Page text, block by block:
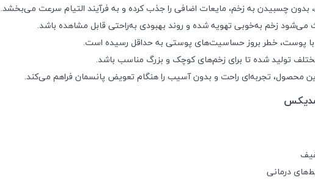
بدون چسبیدن به زخم، مایعات اضافی را جذب کرده و به فرآیند التیام سرعت می‌بخشد.
می‌شود زخم به‌خوبی تهویه شده و روند بهبودی به‌راحتی قابل مشاهده باشد.
با پوست، خطر بروز حساسیت‌های پوستی به حداقل رسیده است.
تولید شده تا برای زخم‌های کوچک و بزرگ مناسب باشد.
محصول، تجربه‌ای راحت و بدون آسیب را هنگام تعویض پانسمان فراهم می‌کند.
درمانی